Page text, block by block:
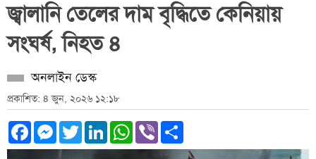
জ্বালানি তেলের দাম বৃদ্ধিতে কেনিয়ায়
সংঘর্ষ, নিহত ৪
অনলাইন ডেস্ক
প্রকাশিত: ৪ জুন, ২০২৬ ১২:১৮
Facebook
Messenger
TwitterLinkedInWhatsApp
Viber